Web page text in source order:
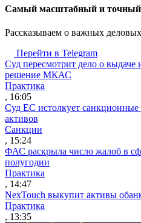
Cамый масштабный и точный
Рассказываем о важных
Перейти в Telegram
Суд пересмотрит дело о выдаче
решение МКАС
Практика
, 16:05
Суд ЕС истолкует
активов
Санкции
, 15:24
ФАС раскрыла число жалоб в
полугодии
Практика
, 14:47
NexTouch выкупит активы
Практика
, 13:35